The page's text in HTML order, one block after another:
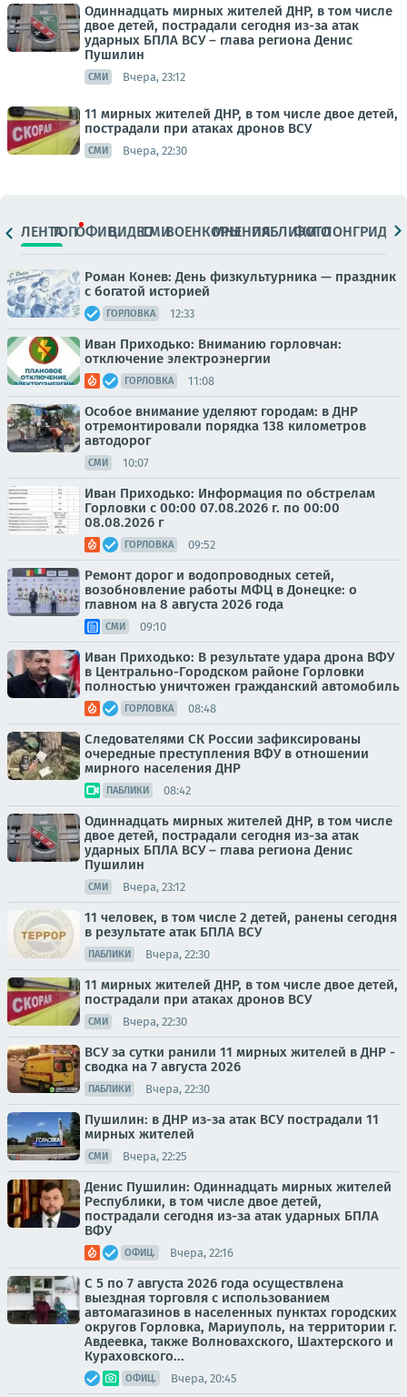
Одиннадцать мирных жителей ДНР, в том числе
двое детей, пострадали сегодня из-за атак
ударных БПЛА ВСУ – глава региона Денис
Пушилин
СМИ Вчера, 23:12
11 мирных жителей ДНР, в том числе двое детей,
пострадали при атаках дронов ВСУ
СМИ Вчера, 22:30
ЛЕНТАТОПОФИЦ.ВИДЕОСМИВОЕНКОРЫМНЕНИЯПАБЛИКИ
ФОТОЛОНГРИДЫ
Роман Конев: День физкультурника — праздник
с богатой историей
ГОРЛОВКА 12:33
Иван Приходько: Вниманию горловчан:
отключение электроэнергии
ГОРЛОВКА 11:08
Особое внимание уделяют городам: в ДНР
отремонтировали порядка 138 километров
автодорог
СМИ 10:07
Иван Приходько: Информация по обстрелам
Горловки с 00:00 07.08.2026 г. по 00:00
08.08.2026 г
ГОРЛОВКА 09:52
Ремонт дорог и водопроводных сетей,
возобновление работы МФЦ в Донецке: о
главном на 8 августа 2026 года
СМИ 09:10
Иван Приходько: В результате удара дрона ВФУ
в Центрально-Городском районе Горловки
полностью уничтожен гражданский автомобиль
ГОРЛОВКА 08:48
Следователями СК России зафиксированы
очередные преступления ВФУ в отношении
мирного населения ДНР
ПАБЛИКИ 08:42
Одиннадцать мирных жителей ДНР, в том числе
двое детей, пострадали сегодня из-за атак
ударных БПЛА ВСУ – глава региона Денис
Пушилин
СМИ Вчера, 23:12
11 человек, в том числе 2 детей, ранены сегодня
в результате атак БПЛА ВСУ
ПАБЛИКИ Вчера, 22:30
11 мирных жителей ДНР, в том числе двое детей,
пострадали при атаках дронов ВСУ
СМИ Вчера, 22:30
ВСУ за сутки ранили 11 мирных жителей в ДНР -
сводка на 7 августа 2026
ПАБЛИКИ Вчера, 22:30
Пушилин: в ДНР из-за атак ВСУ пострадали 11
мирных жителей
СМИ Вчера, 22:25
Денис Пушилин: Одиннадцать мирных жителей
Республики, в том числе двое детей,
пострадали сегодня из-за атак ударных БПЛА
ВФУ
ОФИЦ. Вчера, 22:16
С 5 по 7 августа 2026 года осуществлена
выездная торговля с использованием
автомагазинов в населенных пунктах городских
округов Горловка, Мариуполь, на территории г.
Авдеевка, также Волновахского, Шахтерского и
Кураховского...
ОФИЦ. Вчера, 20:45